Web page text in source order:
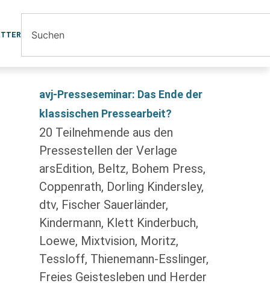
avj-Presseseminar: Das Ende der
klassischen Pressearbeit?
20 Teilnehmende aus den
Pressestellen der Verlage
arsEdition, Beltz, Bohem Press,
Coppenrath, Dorling Kindersley,
dtv, Fischer Sauerländer,
Kindermann, Klett Kinderbuch,
Loewe, Mixtvision, Moritz,
Tessloff, Thienemann-Esslinger,
Freies Geistesleben und Herder